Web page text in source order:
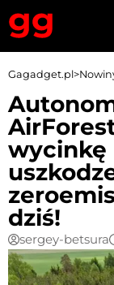
Gagadget.pl>
wycinkę
dziś!
sergey-betsura